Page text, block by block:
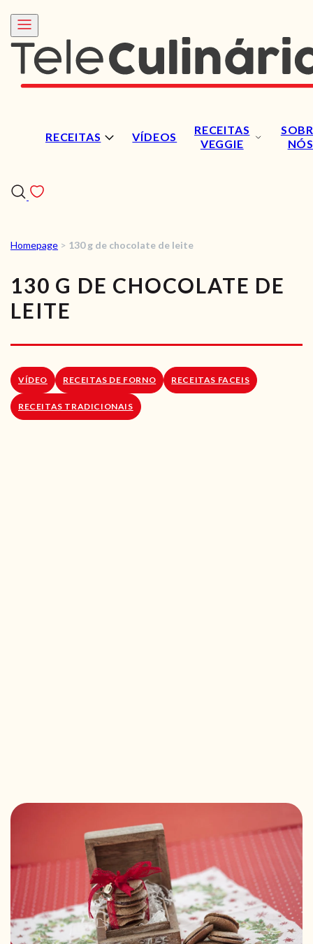
RECEITAS VÍDEOS
RECEITAS
VEGGIE
NÓS
RECEITAS
VÍDEOS
LOJA ONLINE
Homepage > 130 g de chocolate de leite
130 G DE CHOCOLATE DE
LEITE
VÍDEO RECEITAS DE FORNO RECEITAS FACEIS
RECEITAS TRADICIONAIS